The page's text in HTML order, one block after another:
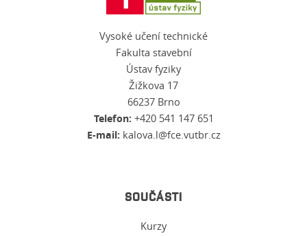
Vysoké učení technické
Fakulta stavební
Ústav fyziky
Žižkova 17
66237 Brno
Telefon: +420 541 147 651
E-mail: kalova.l@fce.vutbr.cz
SOUČÁSTI
Kurzy